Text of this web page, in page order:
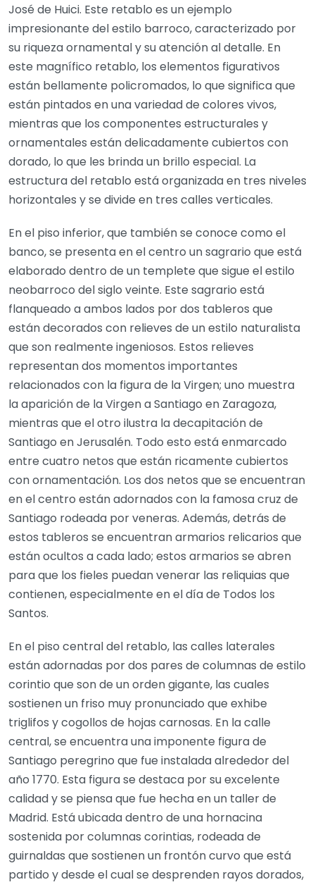
José de Huici. Este retablo es un ejemplo
impresionante del estilo barroco, caracterizado por
su riqueza ornamental y su atención al detalle. En
este magnífico retablo, los elementos figurativos
están bellamente policromados, lo que significa que
están pintados en una variedad de colores vivos,
mientras que los componentes estructurales y
ornamentales están delicadamente cubiertos con
dorado, lo que les brinda un brillo especial. La
estructura del retablo está organizada en tres niveles
horizontales y se divide en tres calles verticales.
En el piso inferior, que también se conoce como el
banco, se presenta en el centro un sagrario que está
elaborado dentro de un templete que sigue el estilo
neobarroco del siglo veinte. Este sagrario está
flanqueado a ambos lados por dos tableros que
están decorados con relieves de un estilo naturalista
que son realmente ingeniosos. Estos relieves
representan dos momentos importantes
relacionados con la figura de la Virgen; uno muestra
la aparición de la Virgen a Santiago en Zaragoza,
mientras que el otro ilustra la decapitación de
Santiago en Jerusalén. Todo esto está enmarcado
entre cuatro netos que están ricamente cubiertos
con ornamentación. Los dos netos que se encuentran
en el centro están adornados con la famosa cruz de
Santiago rodeada por veneras. Además, detrás de
estos tableros se encuentran armarios relicarios que
están ocultos a cada lado; estos armarios se abren
para que los fieles puedan venerar las reliquias que
contienen, especialmente en el día de Todos los
Santos.
En el piso central del retablo, las calles laterales
están adornadas por dos pares de columnas de estilo
corintio que son de un orden gigante, las cuales
sostienen un friso muy pronunciado que exhibe
triglifos y cogollos de hojas carnosas. En la calle
central, se encuentra una imponente figura de
Santiago peregrino que fue instalada alrededor del
año 1770. Esta figura se destaca por su excelente
calidad y se piensa que fue hecha en un taller de
Madrid. Está ubicada dentro de una hornacina
sostenida por columnas corintias, rodeada de
guirnaldas que sostienen un frontón curvo que está
partido y desde el cual se desprenden rayos dorados,